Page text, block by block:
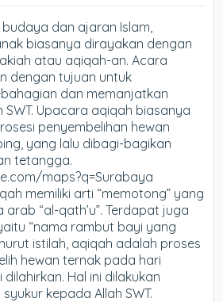
dan ajaran Islam,
biasanya dirayakan dengan
atau aqiqah-an. Acara
dengan tujuan untuk
dan memanjatkan
SWT. Upacara aqiqah biasanya
penyembelihan hewan
yang lalu dibagi-bagikan
tetangga.
maps?q=Surabaya
memiliki arti “memotong” yang
“al-qath’u”. Terdapat juga
“nama rambut bayi yang
istilah, aqiqah adalah proses
hewan ternak pada hari
Hal ini dilakukan
kepada Allah SWT.